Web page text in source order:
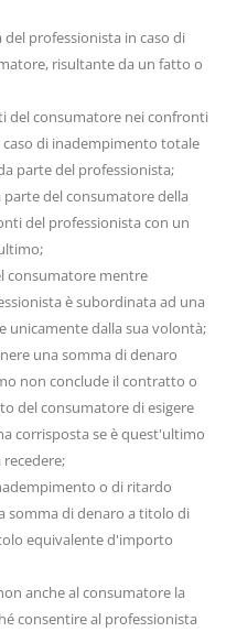
professionista in caso di
risultante da un fatto o
del consumatore nei confronti
di inadempimento totale
parte del professionista;
del consumatore della
del professionista con un
consumatore mentre
è subordinata ad una
unicamente dalla sua volontà;
una somma di denaro
non conclude il contratto o
del consumatore di esigere
corrisposta se è quest'ultimo
o di ritardo
somma di denaro a titolo di
equivalente d'importo
anche al consumatore la
consentire al professionista